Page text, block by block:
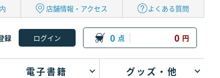
店舗情報・アクセス よくある質問
録 0 点 0 円
電子書籍 グッズ・他